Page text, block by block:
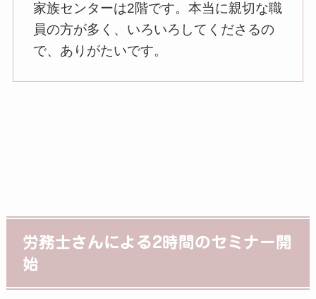
家族センターは2階です。本当に親切な職
員の方が多く、いろいろしてくださるの
で、ありがたいです。
労務士さんによる2時間のセミナー開
始